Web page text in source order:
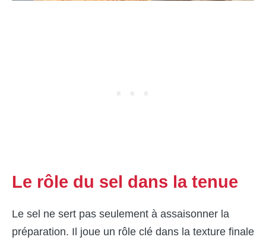
Le rôle du sel dans la tenue
Le sel ne sert pas seulement à assaisonner la
préparation. Il joue un rôle clé dans la texture finale